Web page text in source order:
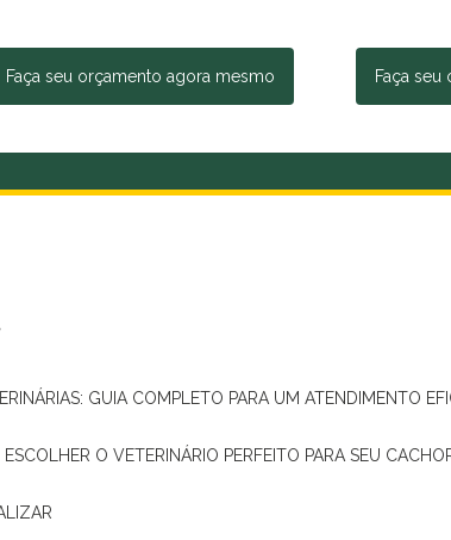
Faça seu orçamento agora mesmo Faça
GUIA COMPLETO PARA UM ATENDIMENTO
ESCOLHER O VETERINÁRIO PERFEITO PARA SEU